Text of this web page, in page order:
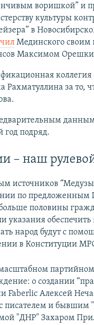
воришкой” и
культуры
в
Мединского
Максимом
коллегия
Рахматуллина за то,
данным
год подряд.
– наш
источников
по
половины
указания
народ будут с
в Конституции
о создании
Faberlic Алексей
с писателем и бывшим
"ДНР" Захаром